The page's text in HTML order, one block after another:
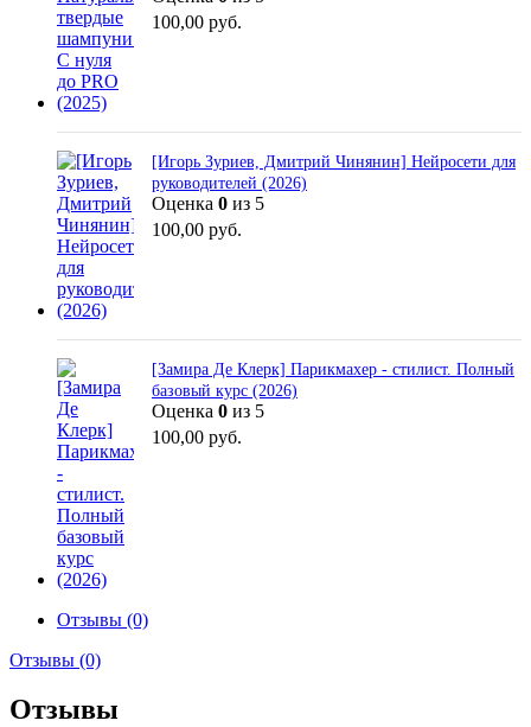
100,00 руб.
[Игорь Зуриев, Дмитрий Чинянин] Нейросети для
руководителей (2026)
Оценка 0 из 5
100,00 руб.
[Замира Де Клерк] Парикмахер - стилист. Полный
базовый курс (2026)
Оценка 0 из 5
100,00 руб.
Отзывы (0)
Отзывы (0)
Отзывы